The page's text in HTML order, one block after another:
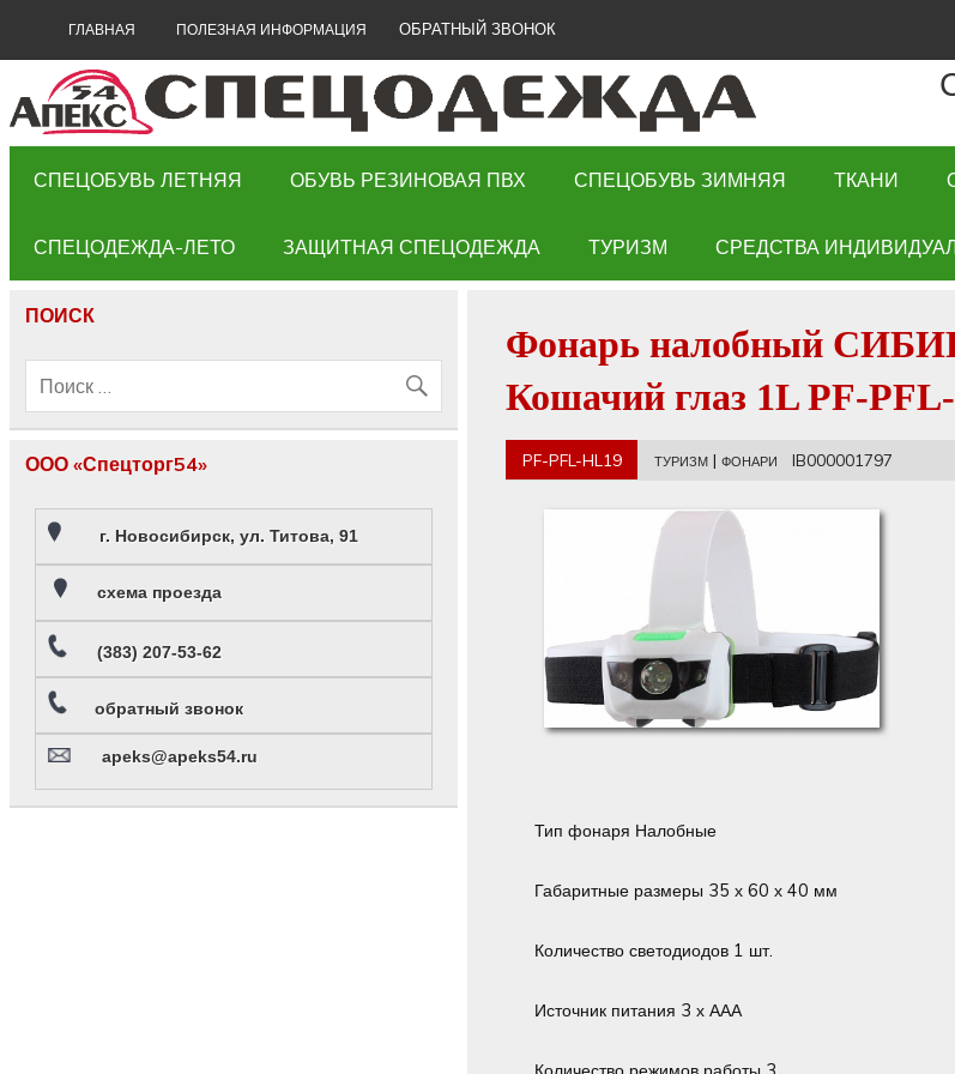
ГЛАВНАЯ ПОЛЕЗНАЯ ИНФОРМАЦИЯ ОБРАТНЫЙ ЗВОНОК
СПЕЦОБУВЬ ЛЕТНЯЯ ОБУВЬ РЕЗИНОВАЯ ПВХ СПЕЦОБУВЬ ЗИМНЯЯ ТКАНИ
СПЕЦОДЕЖДА-ЛЕТО ЗАЩИТНАЯ СПЕЦОДЕЖДА ТУРИЗМ СРЕДСТВА
Фонарь налобный
Кошачий глаз 1L PF-
PF-PFL-HL19 ТУРИЗМ | ФОНАРИ IB000001797
Тип фонаря Налобные
Габаритные размеры 35 х 60 х 40 мм
Количество светодиодов 1 шт.
Источник питания 3 х ААА
ПОИСК
ООО «Спецторг54»
г. Новосибирск, ул. Титова, 91
схема проезда
(383) 207-53-62
обратный звонок
apeks@apeks54.ru